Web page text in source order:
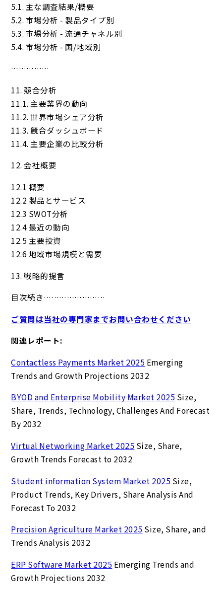
5.1. 主な調査結果/概要
5.2. 市場分析 - 製品タイプ別
5.3. 市場分析 - 流通チャネル別
5.4. 市場分析 - 国/地域別
……………
11. 競合分析
11.1. 主要業界の動向
11.2. 世界市場シェア分析
11.3. 競合ダッシュボード
11.4. 主要企業の比較分析
12. 会社概要
12.1 概要
12.2 製品とサービス
12.3 SWOT分析
12.4 最近の動向
12.5 主要投資
12.6 地域市場規模と需要
13. 戦略的提言
目次続き……………………
ご質問は当社の専門家までお問い合わせください
関連レポート:
Contactless Payments Market 2025 Emerging
Trends and Growth Projections 2032
BYOD and Enterprise Mobility Market 2025 Size,
Share, Trends, Technology, Challenges And Forecast
By 2032
Virtual Networking Market 2025 Size, Share,
Growth Trends Forecast to 2032
Student information System Market 2025 Size,
Product Trends, Key Drivers, Share Analysis And
Forecast To 2032
Precision Agriculture Market 2025 Size, Share, and
Trends Analysis 2032
ERP Software Market 2025 Emerging Trends and
Growth Projections 2032